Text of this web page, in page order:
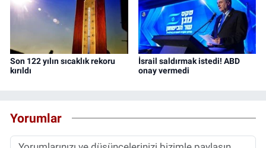
Son 122 yılın sıcaklık rekoru
kırıldı
İsrail saldırmak istedi! ABD
onay vermedi
Yorumlar